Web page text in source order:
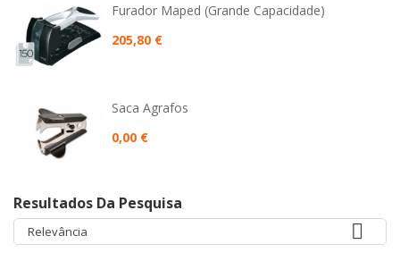
Furador Maped (grande Capacidade)
205,80 €
Saca Agrafos
0,00 €
Resultados Da Pesquisa
Relevância 